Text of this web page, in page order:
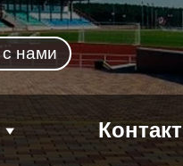
с нами